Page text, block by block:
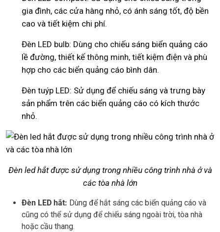
gia đình, các cửa hàng nhỏ, có ánh sáng tốt, độ bền
cao và tiết kiệm chi phí.
Đèn LED bulb: Dùng cho chiếu sáng biển quảng cáo
lề đường, thiết kế thông minh, tiết kiệm điện và phù
hợp cho các biển quảng cáo bình dân.
Đèn tuýp LED: Sử dụng để chiếu sáng và trưng bày
sản phẩm trên các biển quảng cáo có kích thước
nhỏ.
Đèn led hắt được sử dụng trong nhiều công trình nhà ở và
các tòa nhà lớn
Đèn LED hắt: Dùng để hắt sáng các biển quảng cáo và
cũng có thể sử dụng để chiếu sáng ngoài trời, tòa nhà
hoặc cầu thang.